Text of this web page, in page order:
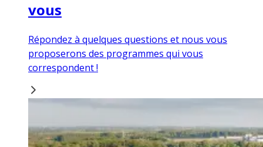
vous
Répondez à quelques questions et nous vous
proposerons des programmes qui vous
correspondent !